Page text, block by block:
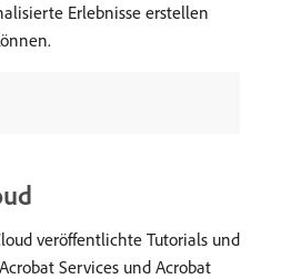
Erlebnisse erstellen
veröffentlichte Tutorials und
Services und Acrobat